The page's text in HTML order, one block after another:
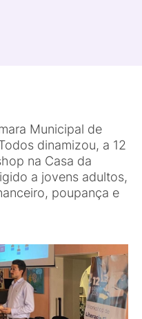
Municipal de
dinamizou, a 12
na Casa da
a jovens adultos,
poupança e